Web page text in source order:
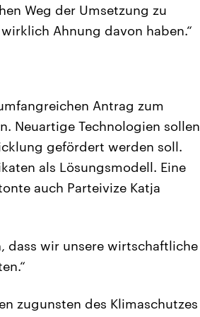
Weg der Umsetzung zu
Ahnung davon haben.“
Antrag zum
Neuartige Technologien sollen
gefördert werden soll.
als Lösungsmodell. Eine
auch Parteivize Katja
dass wir unsere wirtschaftliche
zugunsten des Klimaschutzes